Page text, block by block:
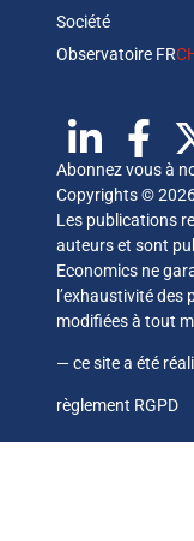
Société
Observatoire FR
Abonnez vous à
Copyrights ©
Les publications
auteurs et sont
Economics ne
l’exhaustivité des
modifiées à tout
— ce site a été
règlement RGPD